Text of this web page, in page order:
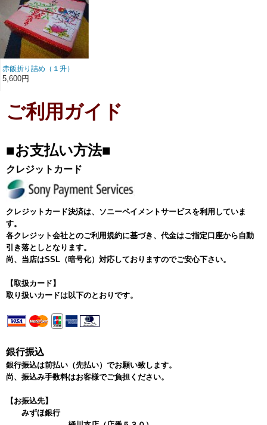
赤飯折り詰め（１升）
5,600円
ご利用ガイド
■お支払い方法■
クレジットカード
クレジットカード決済は、ソニーペイメントサービスを利用していま
す。
各クレジット会社とのご利用規約に基づき、代金はご指定口座から自動
引き落としとなります。
尚、当店はSSL（暗号化）対応しておりますのでご安心下さい。
【取扱カード】
取り扱いカードは以下のとおりです。
銀行振込
銀行振込は前払い（先払い）でお願い致します。
尚、振込み手数料はお客様でご負担ください。
【お振込先】
みずほ銀行